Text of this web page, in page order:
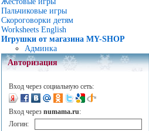
Пальчиковые игры
Скороговорки детям
Worksheets English
Игрушки от магазина MY-SHOP
Админка
Авторизация
Вход через социальную сеть:
Вход через numama.ru:
Логин: